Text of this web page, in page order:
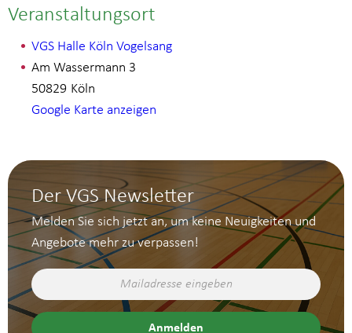
Veranstaltungsort
VGS Halle Köln Vogelsang
Am Wassermann 3
Köln
50829
Google Karte anzeigen
Der VGS Newsletter
Melden Sie sich jetzt an, um keine Neuigkeiten und
Angebote mehr zu verpassen!